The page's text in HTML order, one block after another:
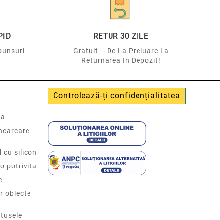
RETUR 30 ZILE
Gratuit – De La Preluare La
Returnarea In Depozit!
cu silicon
potrivita
obiecte
Controlează-ți confidențialitatea